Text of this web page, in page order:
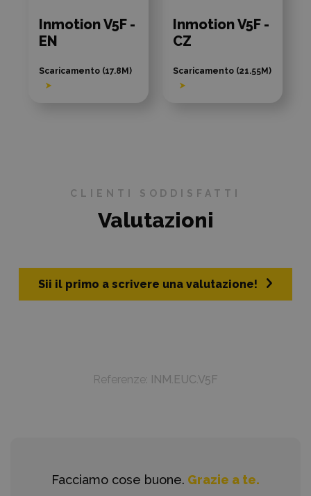
Inmotion V5F -
EN
Scaricamento (17.8M)
Inmotion V5F -
CZ
Scaricamento (21.55M)
CLIENTI SODDISFATTI
Valutazioni
Sii il primo a scrivere una valutazione!
Referenze: INM.EUC.V5F
Facciamo cose buone. Grazie a te.